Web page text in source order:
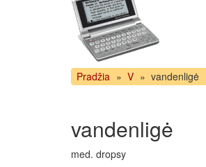
Pradžia » V » vandenligė
vandenligė
med. dropsy